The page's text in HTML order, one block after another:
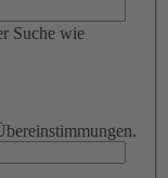
Suche wie